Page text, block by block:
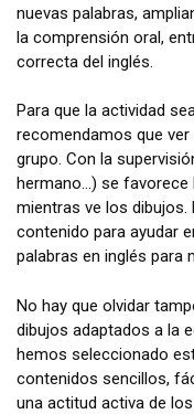
nuevas palabras,
la comprensión oral,
correcta del inglés.
Para que la actividad
recomendamos que ver
grupo. Con la
hermano…) se favorece
mientras ve los
contenido para ayudar
palabras en inglés para
No hay que olvidar
dibujos adaptados a la
hemos seleccionado
contenidos sencillos,
una actitud activa de